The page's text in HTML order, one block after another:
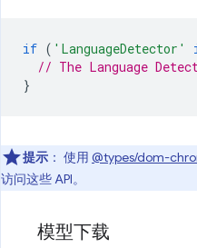
if ( 'LanguageDetector'
// The Language
}
提示 ： 使用 @types/dom-
访问这些 API。
模型下载